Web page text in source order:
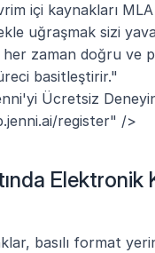
içi kaynakları
uğraşmak sizi
her zaman doğru ve
basitleştirir."
Ücretsiz
register" />
Elektronik
basılı format